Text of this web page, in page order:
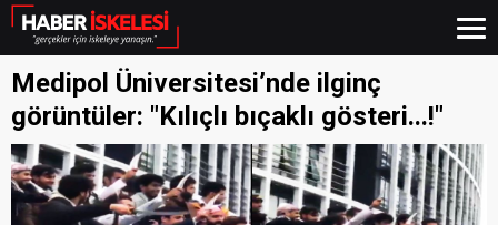
Medipol Üniversitesi’nde ilginç
görüntüler: "Kılıçlı bıçaklı gösteri...!"